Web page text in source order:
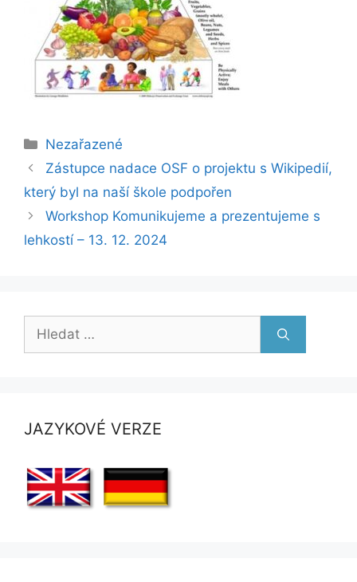
Rubriky
Nezařazené
Zástupce nadace OSF o projektu s Wikipedií,
který byl na naší škole podpořen
Workshop Komunikujeme a prezentujeme s
lehkostí – 13. 12. 2024
Hledat:
JAZYKOVÉ VERZE